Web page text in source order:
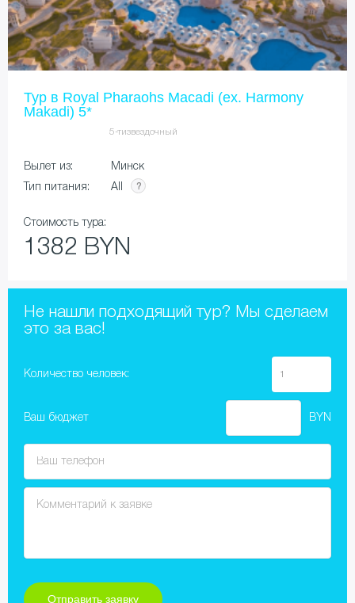
Тур в Royal Pharaohs Macadi (ex. Harmony
Makadi) 5*
5-тизвездочный
Вылет из:
Минск
Тип питания:
All
Стоимость тура:
1382 BYN
Не нашли подходящий тур? Мы сделаем
это за вас!
Количество человек:
Ваш бюджет BYN